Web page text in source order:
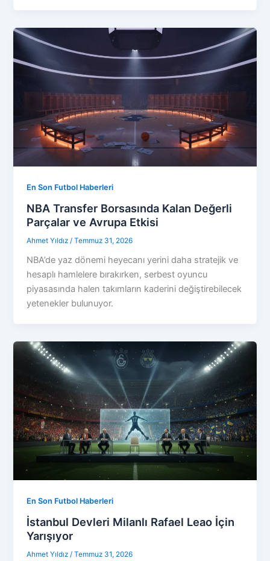
En Son Futbol Haberleri
NBA Transfer Borsasında Kalan Değerli
Parçalar ve Avrupa Etkisi
Ahmet Yıldız /Temmuz 31, 2026
NBA’de yaz dönemi heyecanı yerini daha stratejik ve
hesaplı hamlelere bırakırken, serbest oyuncu
piyasasında halen takımların kaderini değiştirebilecek
yetenekler bulunuyor.
En Son Futbol Haberleri
İstanbul Devleri Milanlı Rafael Leao İçin
Yarışıyor
Ahmet Yıldız/Temmuz 31, 2026